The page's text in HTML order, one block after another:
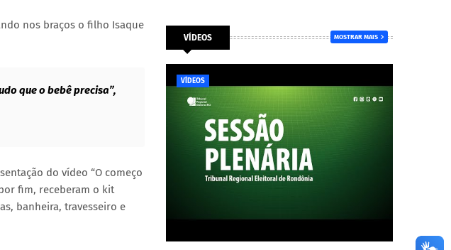
nos braços o filho Isaque
que o bebê precisa”,
do vídeo “O começo
fim, receberam o kit
banheira, travesseiro e
VÍDEOS MOSTRAR MAIS
VÍDEOS